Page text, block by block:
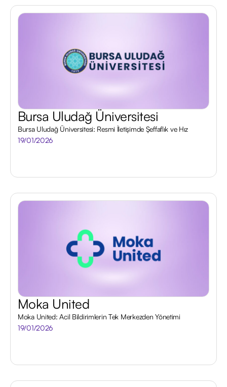
Bursa Uludağ Üniversitesi
Bursa Uludağ Üniversitesi: Resmi İletişimde Şeffaflık ve Hız
19/01/2026
Moka United
Moka United: Acil Bildirimlerin Tek Merkezden Yönetimi
19/01/2026